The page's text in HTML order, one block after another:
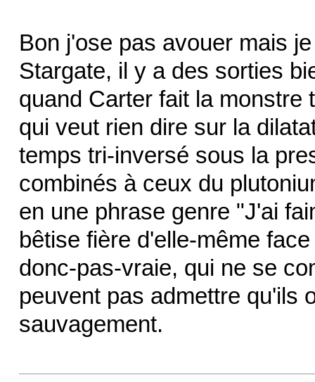
Bon j'ose pas avouer mais
Stargate, il y a des sorties
quand Carter fait la monstre
qui veut rien dire sur la
temps tri-inversé sous la
combinés à ceux du
en une phrase genre "J'ai
bêtise fière d'elle-même
donc-pas-vraie, qui ne se
peuvent pas admettre qu'ils
sauvagement.